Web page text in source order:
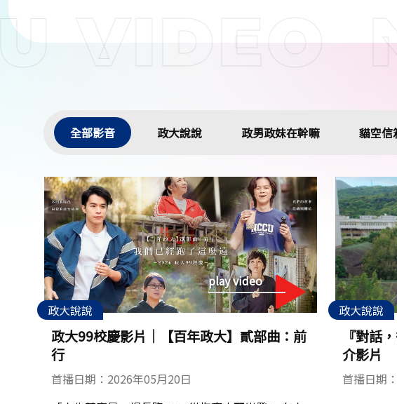
VIDEO
全部影音 政大說說 政男政妹在幹嘛 貓空信
play video
政大說說
政大99校慶影片│【百年政大】貳部曲：前
行
首播日期：2026年05月20日
政大說說
『對話
介影片
首播日期